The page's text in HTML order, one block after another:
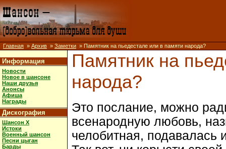
Главная » Архив » Заметки » Памятник на пьедестале или в памяти народа?
Информация
Новости
Новое в шансоне
Наши друзья
Анонсы
Афиша
Награды
Дискография
Шансон X
Истоки
Военный шансон
Песни цыган
Барды
Памятник на
народа?
Это послание, можно
всенародную любовь,
челобитная, подавалась